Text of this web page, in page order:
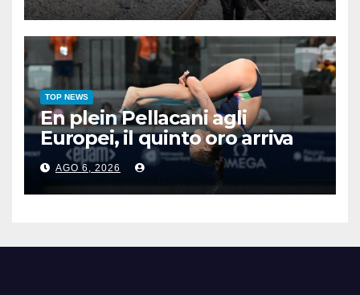
TOP NEWS
En plein Pellacani agli
Europei, il quinto oro arriva
nel sincro con Pizzini
AGO 6, 2026